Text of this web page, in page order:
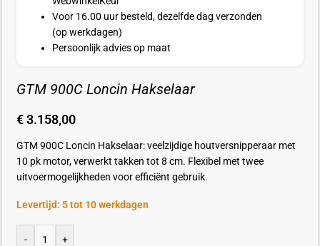
Voor 16.00 uur besteld, dezelfde dag verzonden
(op werkdagen)
Persoonlijk advies op maat
GTM 900C Loncin Hakselaar
€3.158,00
GTM 900C Loncin Hakselaar: veelzijdige houtversnipperaar met
10 pk motor, verwerkt takken tot 8 cm. Flexibel met twee
uitvoermogelijkheden voor efficiënt gebruik.
Levertijd: 5 tot 10 werkdagen
- +